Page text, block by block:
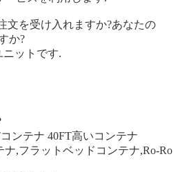
文を受け入れますか?あなたの
か?
ットです.
ンテナ 40FT高いコンテナ
,フラットベッドコンテナ,Ro-Ro